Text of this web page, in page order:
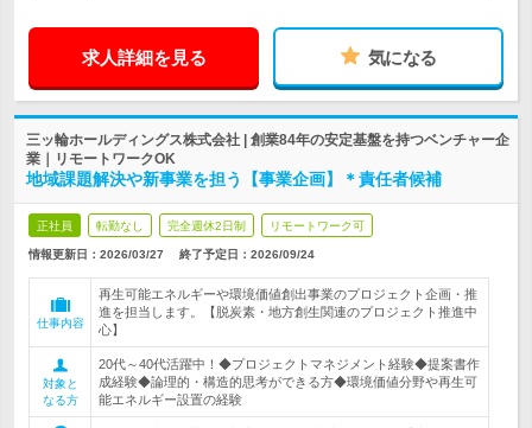
求人詳細を見る 気になる
三ッ輪ホールディングス株式会社 | 創業84年の安定基盤を持つベンチャー企
業｜リモートワークOK
地域課題解決や新事業を担う【事業企画】＊責任者候補
正社員 転勤なし 完全週休2日制 リモートワーク可
情報更新日：2026/03/27 終了予定日： 2026/09/24
仕事内容
再生可能エネルギーや環境価値創出事業のプロジェクト企画・推
進を担当します。【脱炭素・地方創生関連のプロジェクト推進中
心】
対象と
なる方
20代～40代活躍中！◆プロジェクトマネジメント経験◆提案書作
成経験◆論理的・構造的思考ができる方◆環境価値分野や再生可
能エネルギー設置の経験